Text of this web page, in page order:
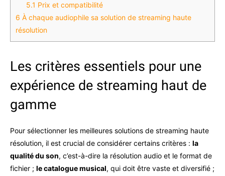
5.1 Prix et compatibilité
6 À chaque audiophile sa solution de streaming haute
résolution
Les critères essentiels pour une
expérience de streaming haut de
gamme
Pour sélectionner les meilleures solutions de streaming haute
résolution, il est crucial de considérer certains critères : la
qualité du son, c’est-à-dire la résolution audio et le format de
fichier ; le catalogue musical, qui doit être vaste et diversifié ;